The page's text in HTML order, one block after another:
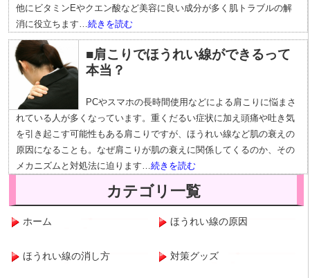
他にビタミンEやクエン酸など美容に良い成分が多く肌トラブルの解
消に役立ちます…続きを読む
■肩こりでほうれい線ができるって
本当？
PCやスマホの長時間使用などによる肩こりに悩まさ
れている人が多くなっています。重くだるい症状に加え頭痛や吐き気
を引き起こす可能性もある肩こりですが、ほうれい線など肌の衰えの
原因になることも。なぜ肩こりが肌の衰えに関係してくるのか、その
メカニズムと対処法に迫ります…続きを読む
カテゴリ一覧
ホーム ほうれい線の原因
ほうれい線の消し方 対策グッズ